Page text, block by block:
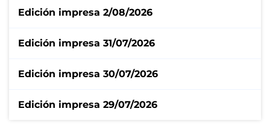
Edición impresa 2/08/2026
Edición impresa 31/07/2026
Edición impresa 30/07/2026
Edición impresa 29/07/2026